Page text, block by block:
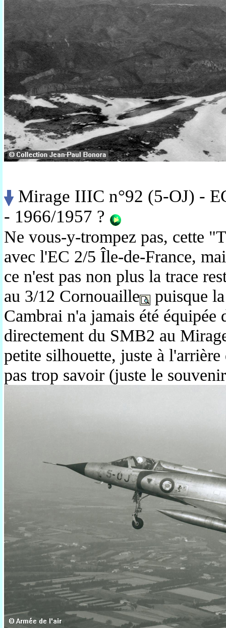
Mirage IIIC n°92 (5-OJ) -
- 1966/1957 ?
Ne vous-y-trompez pas, cette
avec l'EC 2/5 Île-de-France,
ce n'est pas non plus la trace
au 3/12 Cornouaille
puisque
Cambrai n'a jamais été
directement du SMB2 au
petite silhouette, juste à l'arrière
pas trop savoir (juste le